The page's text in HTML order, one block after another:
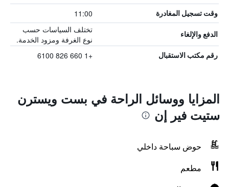
وقت تسجيل المغادرة 11:00
الدفع والإلغاء
تختلف السياسات حسب
نوع الغرفة ومزود الخدمة.
رقم مكتب الاستقبال +1 660 826 6100
المزايا ووسائل الراحة في بست ويسترن
ستيت فير إن
حوض سباحة داخلي
مطعم